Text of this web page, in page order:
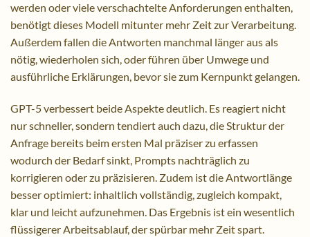
werden oder viele verschachtelte Anforderungen enthalten,
benötigt dieses Modell mitunter mehr Zeit zur Verarbeitung.
Außerdem fallen die Antworten manchmal länger aus als
nötig, wiederholen sich, oder führen über Umwege und
ausführliche Erklärungen, bevor sie zum Kernpunkt gelangen.
GPT-5 verbessert beide Aspekte deutlich. Es reagiert nicht
nur schneller, sondern tendiert auch dazu, die Struktur der
Anfrage bereits beim ersten Mal präziser zu erfassen
wodurch der Bedarf sinkt, Prompts nachträglich zu
korrigieren oder zu präzisieren. Zudem ist die Antwortlänge
besser optimiert: inhaltlich vollständig, zugleich kompakt,
klar und leicht aufzunehmen. Das Ergebnis ist ein wesentlich
flüssigerer Arbeitsablauf, der spürbar mehr Zeit spart.